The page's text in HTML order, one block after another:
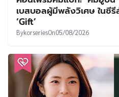
เบสบอลผู้มีพลังวิเศษ ในซี
‘Gift’
BykorseriesOn05/08/2026